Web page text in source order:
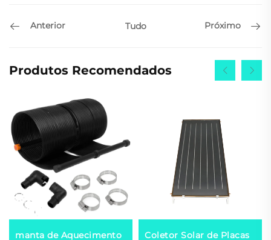
Anterior Tudo Próximo
Produtos Recomendados
manta de Aquecimento
Coletor Solar de Placas